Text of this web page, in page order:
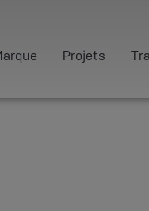
Projets